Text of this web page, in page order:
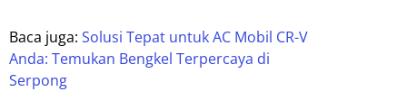
Baca juga: Solusi Tepat untuk AC Mobil CR-V
Anda: Temukan Bengkel Terpercaya di
Serpong